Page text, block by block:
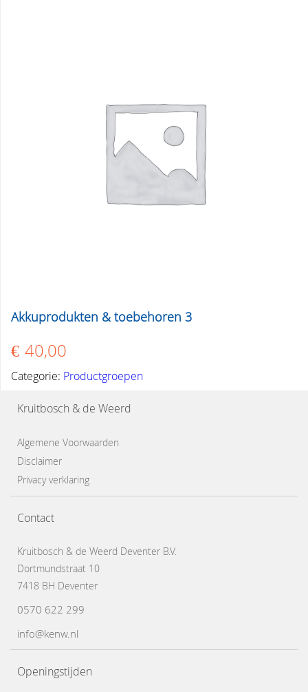
Akkuprodukten & toebehoren 3
€ 40,00
Categorie: Productgroepen
Kruitbosch & de Weerd
Algemene Voorwaarden
Disclaimer
Privacy verklaring
Contact
Kruitbosch & de Weerd Deventer B.V.
Dortmundstraat 10
7418 BH Deventer
0570 622 299
info@kenw.nl
Openingstijden